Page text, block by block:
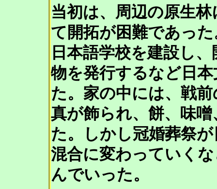
当初は、周辺の原生
て開拓が困難であっ
日本語学校を建設し
物を発行するなど日
た。家の中には、戦
真が飾られ、餅、味
た。しかし冠婚葬祭
混合に変わっていく
んでいった。